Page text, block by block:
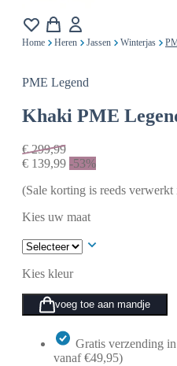
Home Heren Jassen Winterjas
PME Legend
Khaki PME
€299,99
€ 139,99 -53%
(Sale korting is reeds
Kies uw maat
Kies kleur
voeg toe aan mandje
Gratis verzending
vanaf €49,95)